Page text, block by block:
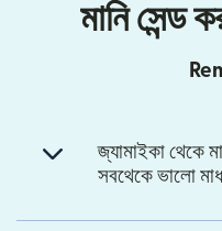
মানি সেন্ড
জ্যামাইকা থেকে
সবথেকে ভালো